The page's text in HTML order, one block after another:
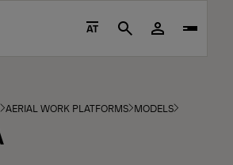
AT Search
AERIAL WORK PLATFORMS MODELS